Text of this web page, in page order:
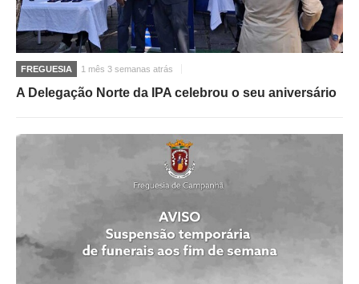
FREGUESIA 1 mês 3 semanas atrás
A Delegação Norte da IPA celebrou o seu aniversário